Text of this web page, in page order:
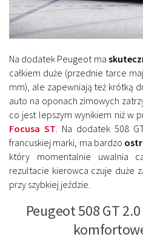
Na dodatek Peugeot ma
całkiem duże (przednie tarce
mm), ale zapewniają też krótką
auto na oponach zimowych
co jest lepszym wynikiem niż w
Focusa ST. Na dodatek 508
francuskiej marki, ma bardzo
który momentalnie uwalnia
rezultacie kierowca czuje duże
przy szybkiej jeździe.
Peugeot 508 GT